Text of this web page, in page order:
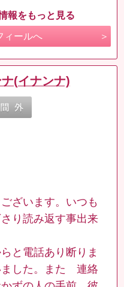
報をもっと見る
ィールへ
(イナンナ)
ざいます。いつも
り読み返す事出来
と電話あり断りま
ました。また 連絡